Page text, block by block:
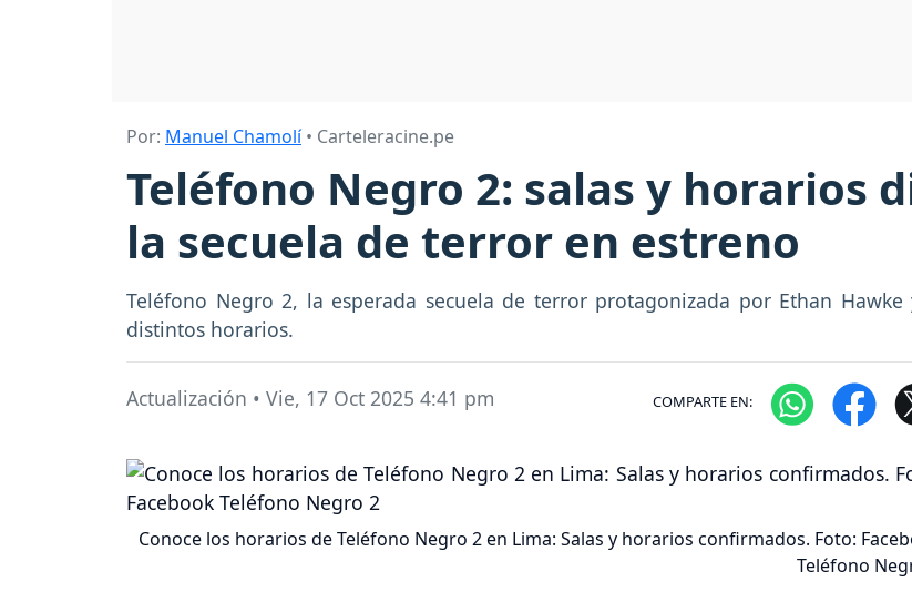
Por: Manuel Chamolí• Carteleracine.pe
Teléfono Negro 2: salas y horarios
la secuela de terror en estreno
Teléfono Negro 2, la esperada secuela de terror protagonizada por Ethan
distintos horarios.
Actualización • Vie, 17 Oct 2025 4:41 pm COMPARTE EN:
Conoce los horarios de Teléfono Negro 2 en Lima: Salas y horarios confirmados. Foto:
Teléfono